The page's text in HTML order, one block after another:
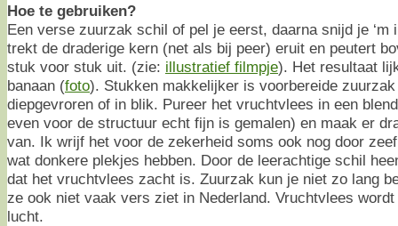
Hoe te gebruiken?
Een verse zuurzak schil of pel je eerst, daarna snijd je ‘m
trekt de draderige kern (net als bij peer) eruit en peutert
stuk voor stuk uit. (zie: illustratief filmpje). Het resultaat
banaan (foto). Stukken makkelijker is voorbereide
diepgevroren of in blik. Pureer het vruchtvlees in een
even voor de structuur echt fijn is gemalen) en maak er
van. Ik wrijf het voor de zekerheid soms ook nog door
wat donkere plekjes hebben. Door de leerachtige schil
dat het vruchtvlees zacht is. Zuurzak kun je niet zo lang
ze ook niet vaak vers ziet in Nederland. Vruchtvlees
lucht.